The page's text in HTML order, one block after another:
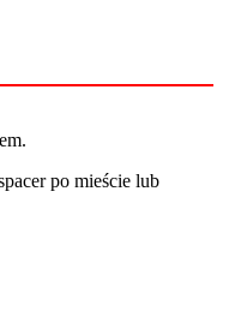
po mieście lub